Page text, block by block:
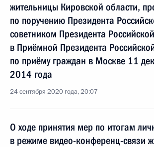
жительницы Кировской области,
по поручению Президента
советником Президента
в Приёмной Президента
по приёму граждан в Москве 11
2014 года
24 сентября 2020 года, 20:07
О ходе принятия мер по итогам
в режиме видео-конференц-связи